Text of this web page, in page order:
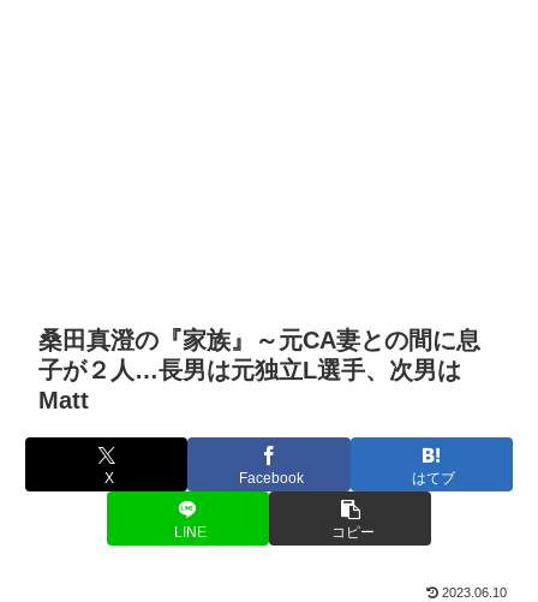
桑田真澄の『家族』～元CA妻との間に息
子が２人…長男は元独立L選手、次男は
Matt
X Facebook はてブ
LINE コピー
2023.06.10